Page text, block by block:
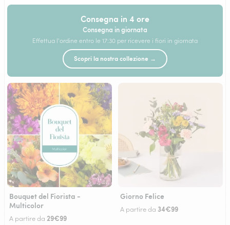
Consegna in 4 ore
Consegna in giornata
Effettua l'ordine entro le 17:30 per ricevere i fiori in giornata
Scopri la nostra collezione →
Bouquet del Fiorista -
Multicolor
A partire da 29€99
Giorno Felice
A partire da 34€99